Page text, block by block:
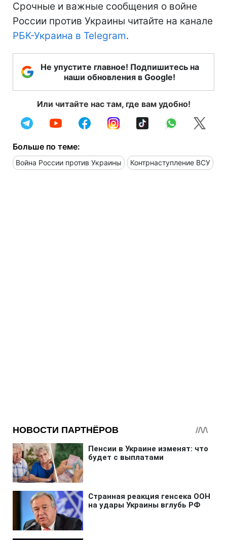
Срочные и важные сообщения о войне
России против Украины читайте на канале
РБК-Украина в Telegram.
Не упустите главное! Подпишитесь на
наши обновления в Google!
Или читайте нас там, где вам удобно!
Больше по теме:
Война России против Украины Контрнаступление ВСУ